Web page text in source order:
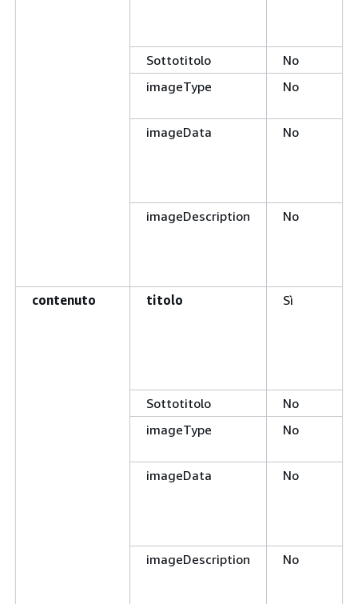
Sottotitolo
No
imageType
No
imageData No
imageDescription No
contenuto titolo Sì
Sottotitolo
No
imageType
No
imageData No
imageDescription No